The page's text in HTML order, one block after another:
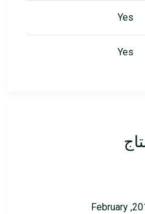
Yes
Yes
2012,